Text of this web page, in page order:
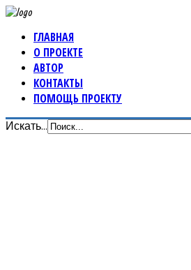
ГЛАВНАЯ
О ПРОЕКТЕ
АВТОР
КОНТАКТЫ
ПОМОЩЬ ПРОЕКТУ
Искать...